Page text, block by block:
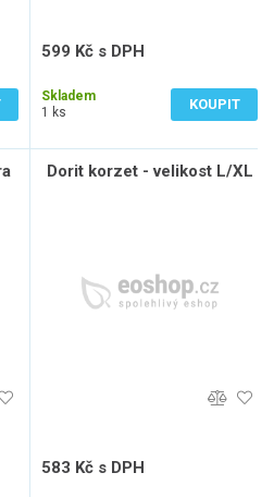
599 Kč s DPH
Skladem
1 ks
KOUPIT
Dorit korzet - velikost L/XL
583 Kč s DPH